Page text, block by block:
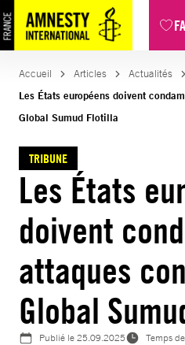
Aller
au
contenu
Accueil Articles
Actualités
Les États européens doivent
Global Sumud Flotilla
TRIBUNE
Les États
doivent
attaques
Global
Publié le25.09.2025 Temps